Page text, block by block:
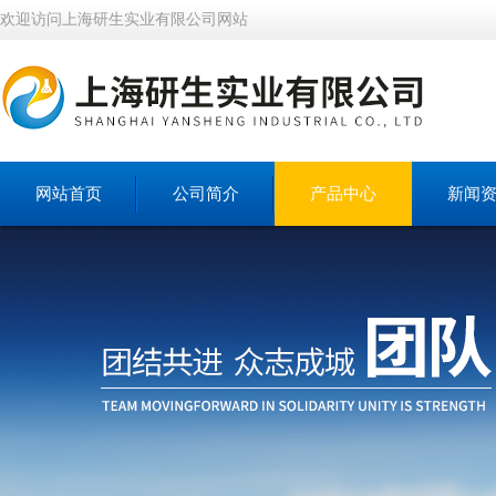
欢迎访问上海研生实业有限公司网站
网站首页 公司简介 产品中心 新闻